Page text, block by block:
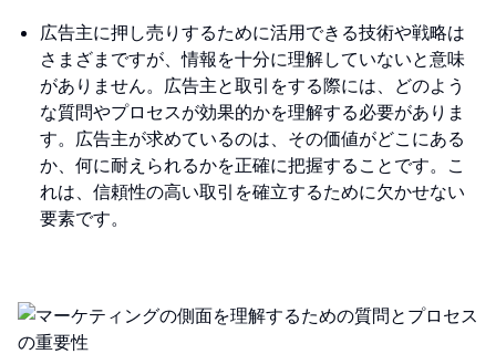
広告主に押し売りするために活用できる技術や戦略は
さまざまですが、情報を十分に理解していないと意味
がありません。広告主と取引をする際には、どのよう
な質問やプロセスが効果的かを理解する必要がありま
す。広告主が求めているのは、その価値がどこにある
か、何に耐えられるかを正確に把握することです。こ
れは、信頼性の高い取引を確立するために欠かせない
要素です。